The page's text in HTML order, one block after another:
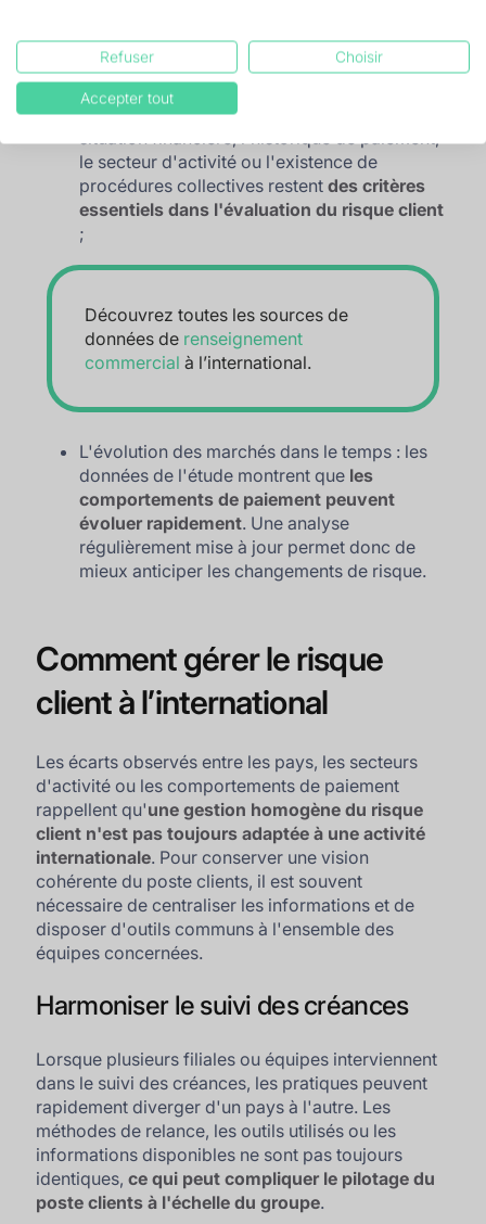
Le profil propre à chaque entreprise : la
le secteur d'activité ou l'existence de
procédures collectives restentdes critères
essentiels dans l'évaluation du risque client
;
Découvrez toutes les sources de
données de renseignement
commercial à l’international.
L'évolution des marchés dans le temps : les
données de l'étude montrent que les
comportements de paiement peuvent
évoluer rapidement. Une analyse
régulièrement mise à jour permet donc de
mieux anticiper les changements de risque.
Comment gérer le risque
client à l’international
Les écarts observés entre les pays, les secteurs
d'activité ou les comportements de paiement
rappellent qu'une gestion homogène du risque
client n'est pas toujours adaptée à une activité
internationale. Pour conserver une vision
cohérente du poste clients, il est souvent
nécessaire de centraliser les informations et de
disposer d'outils communs à l'ensemble des
équipes concernées.
Harmoniser le suivi des créances
Lorsque plusieurs filiales ou équipes interviennent
dans le suivi des créances, les pratiques peuvent
rapidement diverger d'un pays à l'autre. Les
méthodes de relance, les outils utilisés ou les
informations disponibles ne sont pas toujours
identiques,ce qui peut compliquer le pilotage du
poste clients à l'échelle du groupe.
Refuser Choisir
Accepter tout